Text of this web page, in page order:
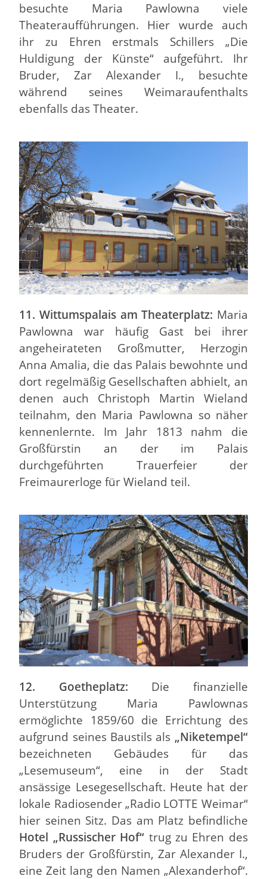
besuchte Maria Pawlowna viele
Theateraufführungen. Hier wurde auch
ihr zu Ehren erstmals Schillers „Die
Huldigung der Künste“ aufgeführt. Ihr
Bruder, Zar Alexander I., besuchte
während seines Weimaraufenthalts
ebenfalls das Theater.
11. Wittumspalais am Theaterplatz: Maria
Pawlowna war häufig Gast bei ihrer
angeheirateten Großmutter, Herzogin
Anna Amalia, die das Palais bewohnte und
dort regelmäßig Gesellschaften abhielt, an
denen auch Christoph Martin Wieland
teilnahm, den Maria Pawlowna so näher
kennenlernte. Im Jahr 1813 nahm die
Großfürstin an der im Palais
durchgeführten Trauerfeier der
Freimaurerloge für Wieland teil.
12. Goetheplatz: Die finanzielle
Unterstützung Maria Pawlownas
ermöglichte 1859/60 die Errichtung des
aufgrund seines Baustils als „Niketempel“
bezeichneten Gebäudes für das
„Lesemuseum“, eine in der Stadt
ansässige Lesegesellschaft. Heute hat der
lokale Radiosender „Radio LOTTE Weimar“
hier seinen Sitz. Das am Platz befindliche
Hotel „Russischer Hof“ trug zu Ehren des
Bruders der Großfürstin, Zar Alexander I.,
eine Zeit lang den Namen „Alexanderhof“.